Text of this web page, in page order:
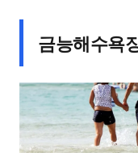
금능해수욕